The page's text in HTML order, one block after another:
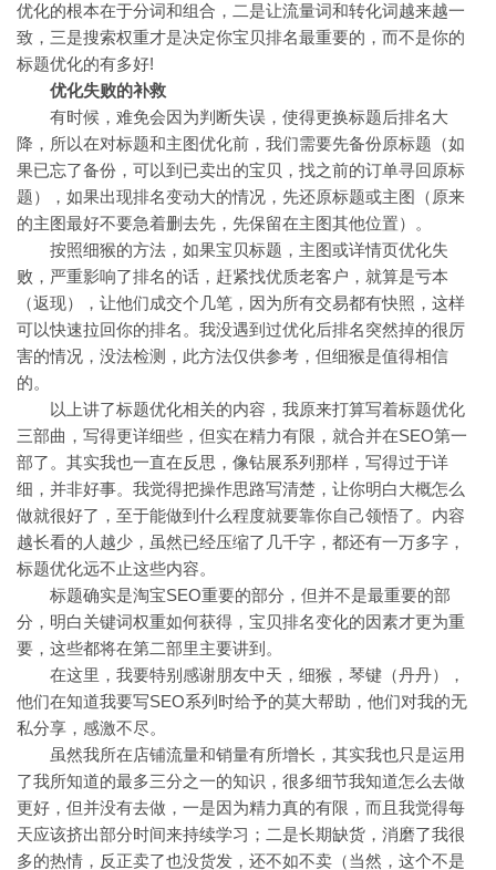
优化的根本在于分词和组合，二是让流量词和转化词越来越一
致，三是搜索权重才是决定你宝贝排名最重要的，而不是你的
标题优化的有多好!
优化失败的补救
有时候，难免会因为判断失误，使得更换标题后排名大
降，所以在对标题和主图优化前，我们需要先备份原标题（如
果已忘了备份，可以到已卖出的宝贝，找之前的订单寻回原标
题），如果出现排名变动大的情况，先还原标题或主图（原来
的主图最好不要急着删去先，先保留在主图其他位置）。
按照细猴的方法，如果宝贝标题，主图或详情页优化失
败，严重影响了排名的话，赶紧找优质老客户，就算是亏本
（返现），让他们成交个几笔，因为所有交易都有快照，这样
可以快速拉回你的排名。我没遇到过优化后排名突然掉的很厉
害的情况，没法检测，此方法仅供参考，但细猴是值得相信
的。
以上讲了标题优化相关的内容，我原来打算写着标题优化
三部曲，写得更详细些，但实在精力有限，就合并在SEO第一
部了。其实我也一直在反思，像钻展系列那样，写得过于详
细，并非好事。我觉得把操作思路写清楚，让你明白大概怎么
做就很好了，至于能做到什么程度就要靠你自己领悟了。内容
越长看的人越少，虽然已经压缩了几千字，都还有一万多字，
标题优化远不止这些内容。
标题确实是淘宝SEO重要的部分，但并不是最重要的部
分，明白关键词权重如何获得，宝贝排名变化的因素才更为重
要，这些都将在第二部里主要讲到。
在这里，我要特别感谢朋友中天，细猴，琴键（丹丹），
他们在知道我要写SEO系列时给予的莫大帮助，他们对我的无
私分享，感激不尽。
虽然我所在店铺流量和销量有所增长，其实我也只是运用
了我所知道的最多三分之一的知识，很多细节我知道怎么去做
更好，但并没有去做，一是因为精力真的有限，而且我觉得每
天应该挤出部分时间来持续学习；二是长期缺货，消磨了我很
多的热情，反正卖了也没货发，还不如不卖（当然，这个不是